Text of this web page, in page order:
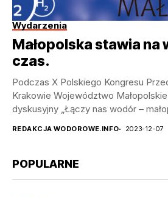
Wydarzenia
Małopolska stawia na
czas.
Podczas X Polskiego Kongresu
Krakowie Województwo
dyskusyjny „Łączy nas wodór –
REDAKCJA WODOROWE.INFO 2023-12-07
POPULARNE